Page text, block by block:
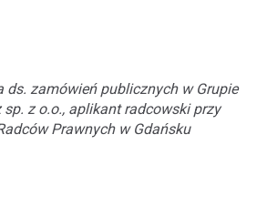
ds. zamówień publicznych w Grupie
z o.o., aplikant radcowski przy
Prawnych w Gdańsku